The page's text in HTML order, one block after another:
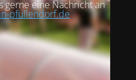
gerne eine Nachricht an
pfullendorf.de